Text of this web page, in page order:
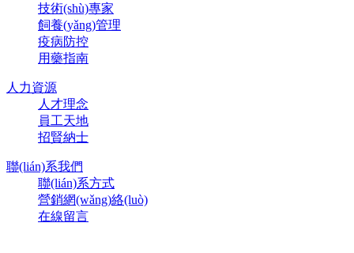
技術(shù)專家
飼養(yǎng)管理
疫病防控
用藥指南
人力資源
人才理念
員工天地
招賢納士
聯(lián)系我們
聯(lián)系方式
營銷網(wǎng)絡(luò)
在線留言